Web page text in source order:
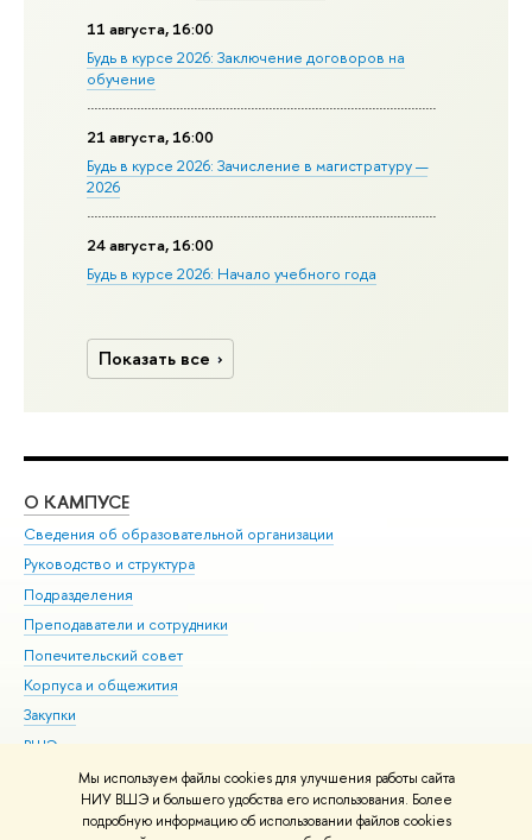
Мы используем файлы cookies для улучшения работы сайта
НИУ ВШЭ и большего удобства его использования. Более
подробную информацию об использовании файлов cookies
11 августа, 16:00
Будь в курсе 2026: Заключение договоров на
обучение
21 августа, 16:00
Будь в курсе 2026: Зачисление в магистратуру —
2026
24 августа, 16:00
Будь в курсе 2026: Начало учебного года
Показать все
О КАМПУСЕ
Сведения об образовательной организации
Руководство и структура
Подразделения
Преподаватели и сотрудники
Попечительский совет
Корпуса и общежития
Закупки
ВШЭ для студентов с ограниченными возможностями
здоровья и инвалидностью
Версия для слабовидящих
Единая платежная страница